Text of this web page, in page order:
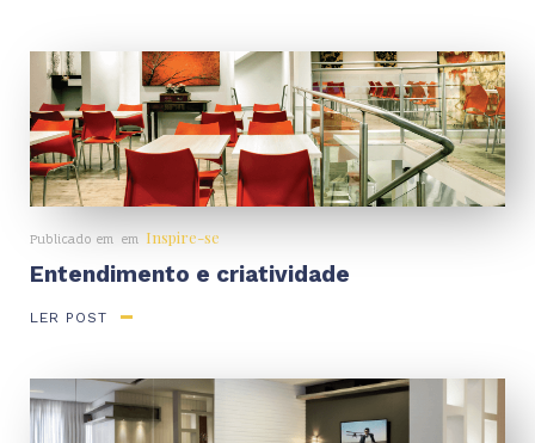
Publicado em em Inspire-se
Entendimento e criatividade
LER POST